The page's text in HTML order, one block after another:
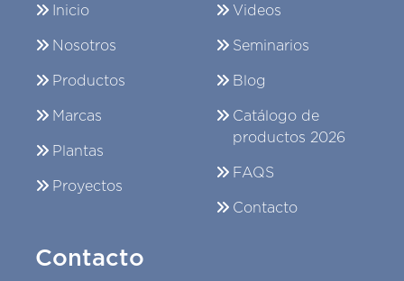
Inicio
Nosotros
Productos
Marcas
Plantas
Proyectos
Videos
Seminarios
Blog
Catálogo de
productos 2026
FAQS
Contacto
Contacto